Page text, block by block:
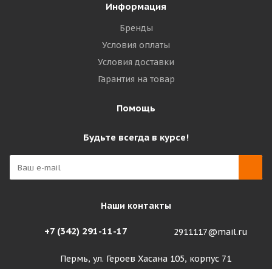
Информация
Бренды
Условия оплаты
Условия доставки
Гарантия на товар
Помощь
Будьте всегда в курсе!
Наши контакты
+7 (342) 291-11-17 2911117@mail.ru
Пермь, ул. Героев Хасана 105, корпус 71